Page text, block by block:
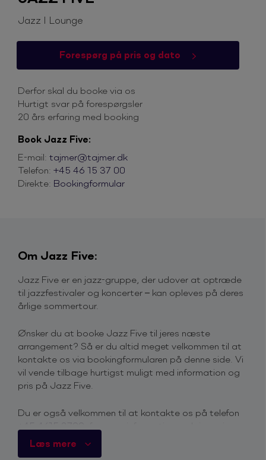
Jazz I Lounge
Forespørg på pris og dato
Derfor skal du booke via os
Hurtigt svar på forespørgsler
20 års erfaring med booking
Book Jazz Five:
E-mail: tajmer@tajmer.dk
Telefon: +45 46 15 37 00
Direkte: Bookingformular
Om Jazz Five:
Jazz Five er en jazz-gruppe, der udover at optræde
til jazzfestivaler og koncerter – kan opleves på deres
årlige sommertour.
Ønsker du at booke Jazz Five til jeres næste
arrangement? Så er du altid meget velkommen til at
kontakte os via bookingformularen på denne side. Vi
vil vende tilbage hurtigst muligt med information og
pris på Jazz Five.
Du er også velkommen til at kontakte os på telefon
+45 4615 3700
og ledighed.
Læs mere